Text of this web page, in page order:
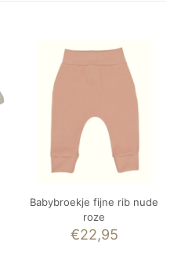
Babybroekje fijne rib nude
roze
€22,95